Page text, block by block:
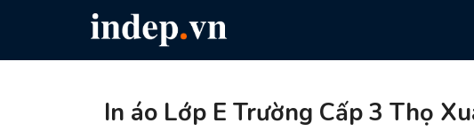
In áo Lớp E Trường Cấp 3 Thọ